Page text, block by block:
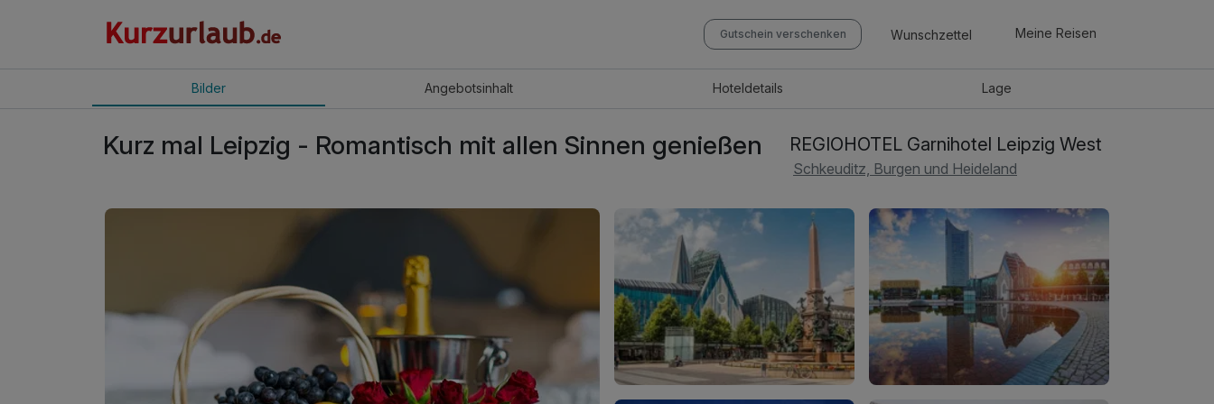
Gutschein verschenken Wunschzettel Meine Reisen
Bilder Angebotsinhalt Hoteldetails Lage
Kurz mal Leipzig - Romantisch mit allen Sinnen genießen REGIOHOTEL Garnihotel Leipzig West
Schkeuditz, Burgen und Heideland